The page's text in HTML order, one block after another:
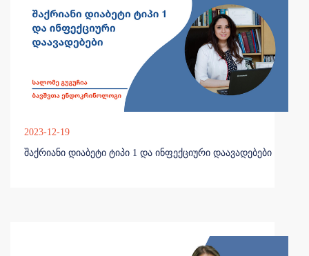
2023-12-19
შაქრიანი დიაბეტი ტიპი 1 და ინფექციური დაავადებები